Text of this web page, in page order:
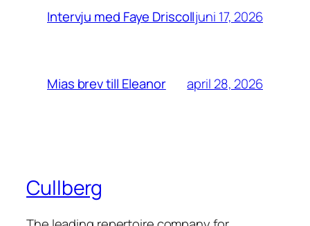
Intervju med Faye Driscolljuni 17, 2026
Mias brev till Eleanor april 28, 2026
Cullberg